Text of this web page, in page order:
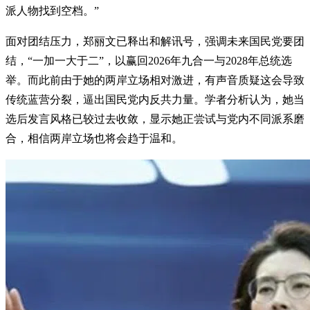
派人物找到空档。”
面对团结压力，郑丽文已释出和解讯号，强调未来国民党要团
结，“一加一大于二”，以赢回2026年九合一与2028年总统选
举。而此前由于她的两岸立场相对激进，有声音质疑这会导致
传统蓝营分裂，逼出国民党内反共力量。学者分析认为，她当
选后发言风格已较过去收敛，显示她正尝试与党内不同派系磨
合，相信两岸立场也将会趋于温和。